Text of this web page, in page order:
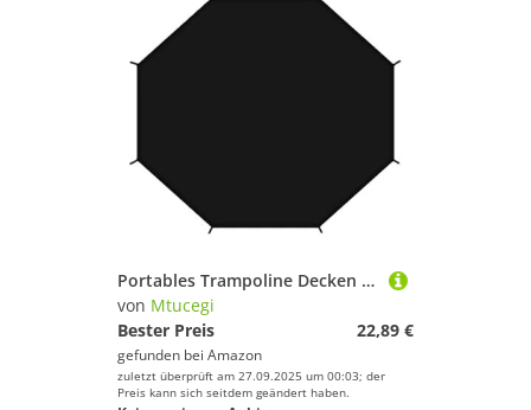
Portables Trampoline Decken Sonnenbeständige Maschen Freien Freien Für Terrassen Gartengarten Leicht Installieren Überdachungen
von Mtucegi
Bester Preis
22,89 €
gefunden bei Amazon
zuletzt überprüft am 27.09.2025 um 00:03; der
Preis kann sich seitdem geändert haben.